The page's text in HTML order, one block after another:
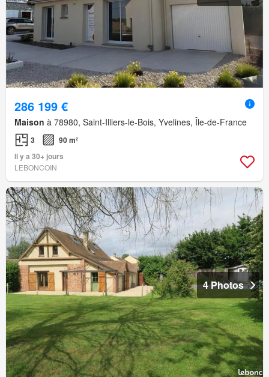
286 199 €
Maison à 78980, Saint-Illiers-le-Bois, Yvelines, Île-de-France
3
90 m²
Il y a 30+ jours
LEBONCOIN
4 Photos